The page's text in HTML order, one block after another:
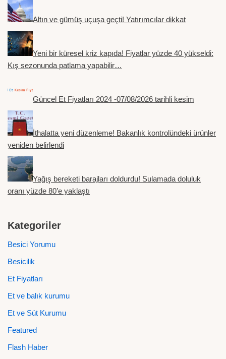
Altın ve gümüş uçuşa geçti! Yatırımcılar dikkat
Yeni bir küresel kriz kapıda! Fiyatlar yüzde 40 yükseldi:
Kış sezonunda patlama yapabilir…
Güncel Et Fiyatları 2024 -07/08/2026 tarihli kesim
İthalatta yeni düzenleme! Bakanlık kontrolündeki ürünler
yeniden belirlendi
Yağış bereketi barajları doldurdu! Sulamada doluluk
oranı yüzde 80’e yaklaştı
Kategoriler
Besici Yorumu
Besicilik
Et Fiyatları
Et ve balık kurumu
Et ve Süt Kurumu
Featured
Flash Haber